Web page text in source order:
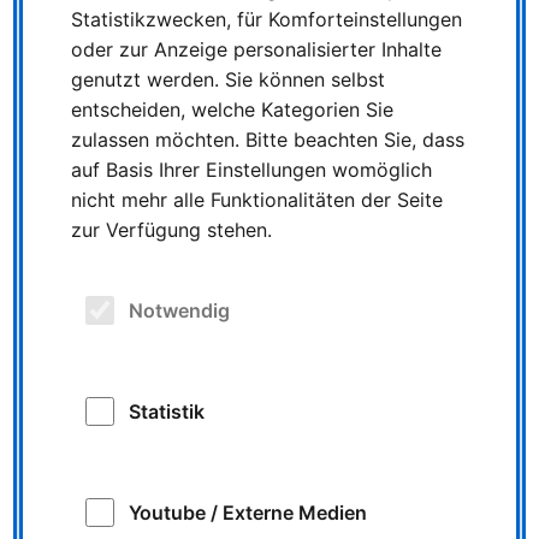
Statistikzwecken, für Komforteinstellungen
oder zur Anzeige personalisierter Inhalte
genutzt werden. Sie können selbst
entscheiden, welche Kategorien Sie
zulassen möchten. Bitte beachten Sie, dass
auf Basis Ihrer Einstellungen womöglich
nicht mehr alle Funktionalitäten der Seite
zur Verfügung stehen.
Notwendig
Statistik
Youtube / Externe Medien